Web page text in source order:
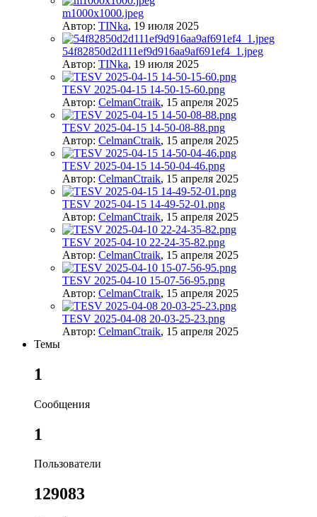
m1000x1000.jpeg
Автор: TINka, 19 июля 2025
54f82850d2d111ef9d916aa9af691ef4_1.jpeg
Автор: TINka, 19 июля 2025
TESV 2025-04-15 14-50-15-60.png
Автор: CelmanCtraik, 15 апреля 2025
TESV 2025-04-15 14-50-08-88.png
Автор: CelmanCtraik, 15 апреля 2025
TESV 2025-04-15 14-50-04-46.png
Автор: CelmanCtraik, 15 апреля 2025
TESV 2025-04-15 14-49-52-01.png
Автор: CelmanCtraik, 15 апреля 2025
TESV 2025-04-10 22-24-35-82.png
Автор: CelmanCtraik, 15 апреля 2025
TESV 2025-04-10 15-07-56-95.png
Автор: CelmanCtraik, 15 апреля 2025
TESV 2025-04-08 20-03-25-23.png
Автор: CelmanCtraik, 15 апреля 2025
Темы
1
Сообщения
1
Пользователи
129083